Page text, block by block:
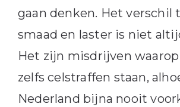
gaan denken. Het verschil
smaad en laster is niet
Het zijn misdrijven
zelfs celstraffen staan,
Nederland bijna nooit